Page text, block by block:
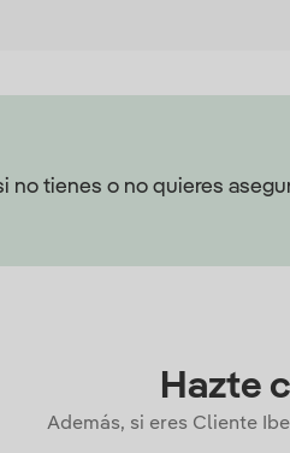
no tienes o no quieres
Hazte
Además, si eres Cliente